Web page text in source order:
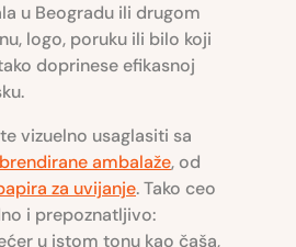
u Beogradu ili drugom
logo, poruku ili bilo koji
doprinese efikasnoj
vizuelno usaglasiti sa
brendirane ambalaže, od
za uvijanje. Tako ceo
i prepoznatljivo:
u istom tonu kao čaša,